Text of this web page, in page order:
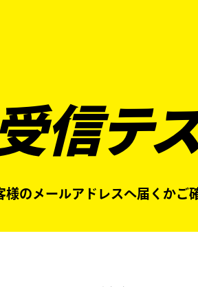
信テ
のメールアドレスへ届くかご